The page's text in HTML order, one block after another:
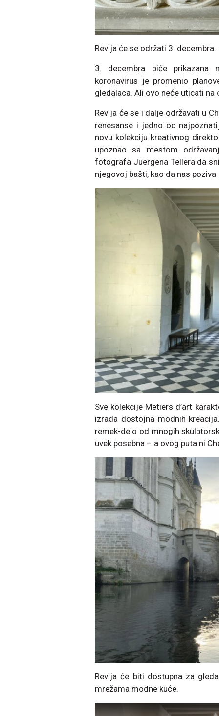
Revija će se održati 3. decembra.
3. decembra biće prikazana
koronavirus je promenio
gledalaca. Ali ovo neće uticati na
Revija će se i dalje održavati u
renesanse i jedno od
novu kolekciju kreativnog
upoznao sa mestom
fotografa Juergena Tellera da
njegovoj bašti, kao da nas poziva
Sve kolekcije Metiers d’art
izrada dostojna modnih
remek-delo od mnogih
uvek posebna – a ovog puta ni
Revija će biti dostupna za
mrežama modne kuće.